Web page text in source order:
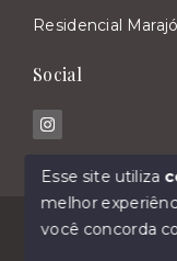
Olá!
Residencial Marajó
Social
© Copyright 2026
Esse site utiliza
melhor
você concorda